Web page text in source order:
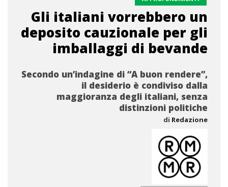
Gli italiani vorrebbero un
deposito cauzionale per gli
imballaggi di bevande
Secondo un’indagine di “A buon rendere”,
il desiderio è condiviso dalla
maggioranza degli italiani, senza
distinzioni politiche
di Redazione